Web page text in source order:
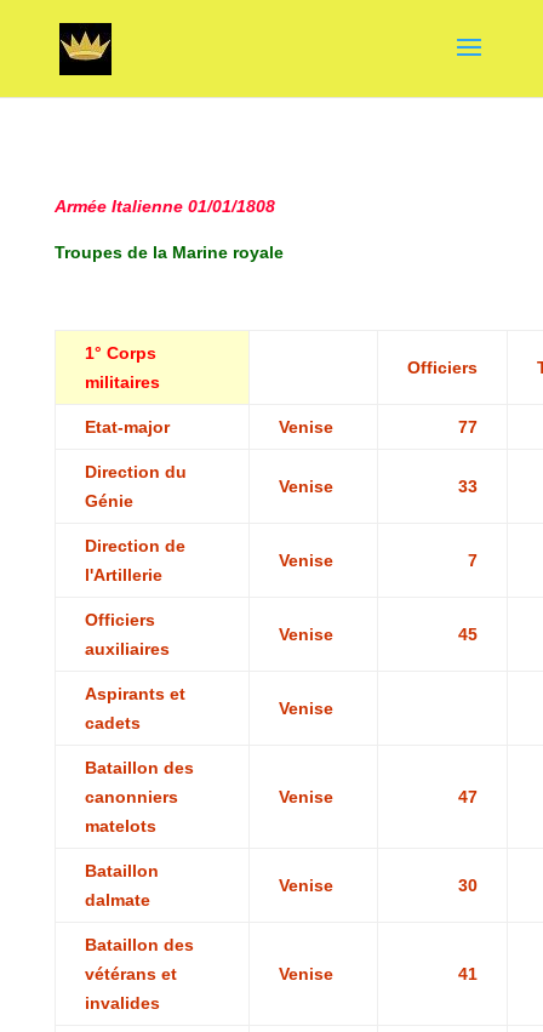
Armée Italienne 01/01/1808
Troupes de la Marine royale
1° Corps
militaires
Officiers
Etat-major Venise 77
Direction du
Génie
Venise 33
Direction de
l'Artillerie
Venise 7
Officiers
auxiliaires
Venise 45
Aspirants et
cadets
Venise
Bataillon des
canonniers
matelots
Venise 47
Bataillon
dalmate
Venise 30
Bataillon des
vétérans et
invalides
Venise 41